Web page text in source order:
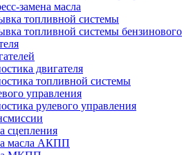
замена масла
топливной системы
топливной системы бензинового
двигателя
топливной системы
управления
рулевого управления
сцепления
масла АКПП